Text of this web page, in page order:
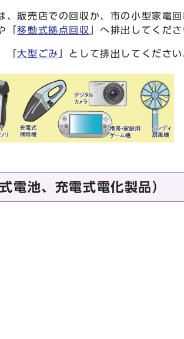
、販売店での回収か、市の小型家
「移動式拠点回収 」へ排出してくださ
「大型ごみ 」として排出してください
電池、充電式電化製品）